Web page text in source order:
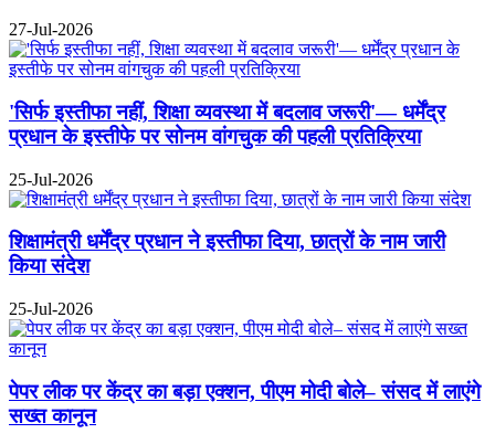
27-Jul-2026
'सिर्फ इस्तीफा नहीं, शिक्षा व्यवस्था में बदलाव जरूरी'— धर्मेंद्र
प्रधान के इस्तीफे पर सोनम वांगचुक की पहली प्रतिक्रिया
25-Jul-2026
शिक्षामंत्री धर्मेंद्र प्रधान ने इस्तीफा दिया, छात्रों के नाम जारी
किया संदेश
25-Jul-2026
पेपर लीक पर केंद्र का बड़ा एक्शन, पीएम मोदी बोले– संसद में लाएंगे
सख्त कानून